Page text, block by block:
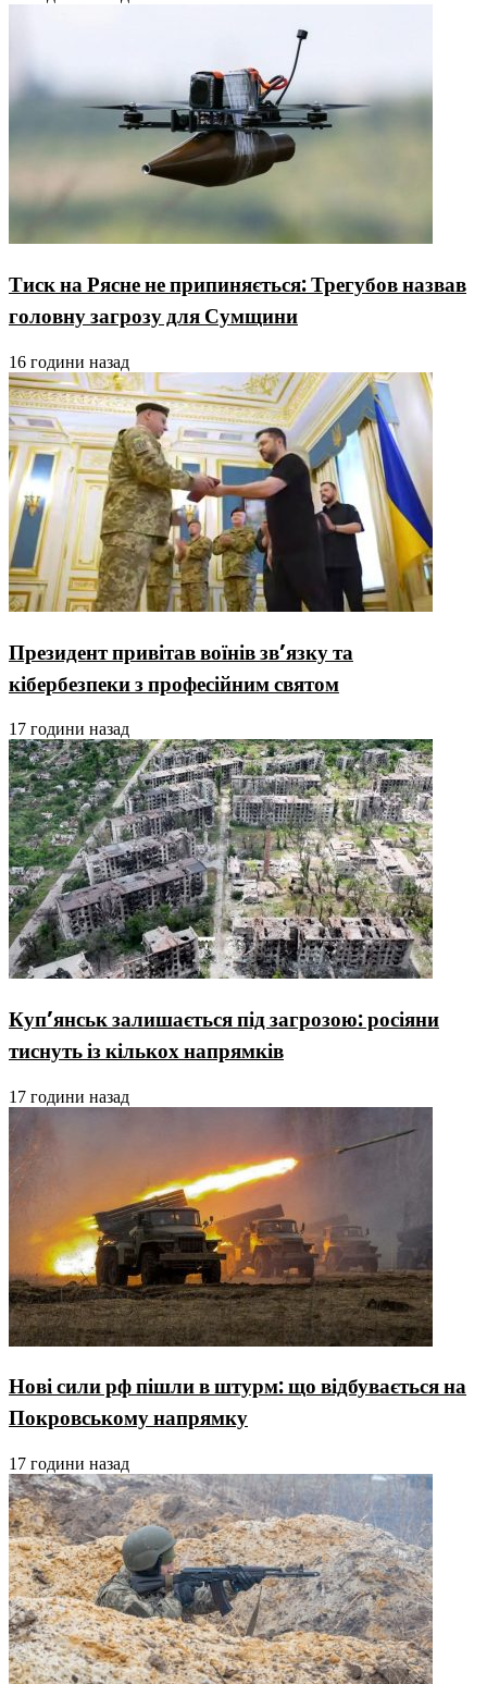
Тиск на Рясне не припиняється: Трегубов назвав
головну загрозу для Сумщини
16 години назад
Президент привітав воїнів зв’язку та
кібербезпеки з професійним святом
17 години назад
Куп’янськ залишається під загрозою: росіяни
тиснуть із кількох напрямків
17 години назад
Нові сили рф пішли в штурм: що відбувається на
Покровському напрямку
17 години назад